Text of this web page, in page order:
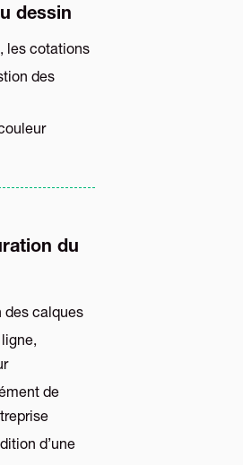
dessin
les cotations
des
du
des calques
de
d’une